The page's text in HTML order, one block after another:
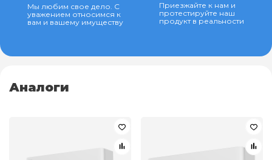
Мы любим свое дело. С
уважением относимся к
вам и вашему имуществу
Приезжайте к нам и
протестируйте наш
продукт в реальности
Аналоги